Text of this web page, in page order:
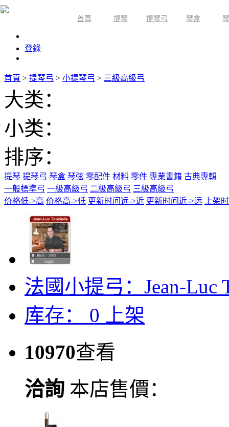
首頁 提琴 提琴弓 琴盒
登錄
首頁 > 提琴弓 > 小提琴弓 > 三級高級弓
大类：
小类：
排序：
提琴 提琴弓 琴盒 琴弦 零配件 材料 零件 專業書籍 古典專輯
一般標準弓 一級高級弓 二級高級弓 三級高級弓
价格低->高 价格高->低 更新时间远->近 更新时间近->远 上架
法國小提弓：Jean-Luc
库存： 0
上架
10970查看
洽詢 本店售價：